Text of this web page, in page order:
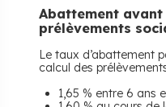
Abattement avant
prélèvements
Le taux d’abattement
calcul des
1,65 % entre 6 ans